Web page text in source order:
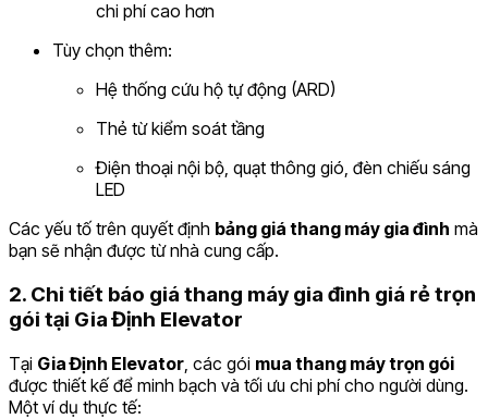
chi phí cao hơn
Tùy chọn thêm:
Hệ thống cứu hộ tự động (ARD)
Thẻ từ kiểm soát tầng
Điện thoại nội bộ, quạt thông gió, đèn chiếu sáng
LED
Các yếu tố trên quyết định bảng giá thang máy gia đình mà
bạn sẽ nhận được từ nhà cung cấp.
2. Chi tiết báo giá thang máy gia đình giá rẻ trọn
gói tại Gia Định Elevator
Tại Gia Định Elevator , các gói mua thang máy trọn gói
được thiết kế để minh bạch và tối ưu chi phí cho người dùng.
Một ví dụ thực tế: